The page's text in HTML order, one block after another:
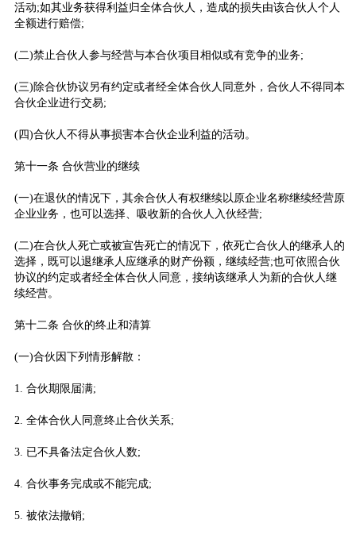
活动;如其业务获得利益归全体合伙人，造成的损失由该合伙人个人
全额进行赔偿;
(二)禁止合伙人参与经营与本合伙项目相似或有竞争的业务;
(三)除合伙协议另有约定或者经全体合伙人同意外，合伙人不得同本
合伙企业进行交易;
(四)合伙人不得从事损害本合伙企业利益的活动。
第十一条 合伙营业的继续
(一)在退伙的情况下，其余合伙人有权继续以原企业名称继续经营原
企业业务，也可以选择、吸收新的合伙人入伙经营;
(二)在合伙人死亡或被宣告死亡的情况下，依死亡合伙人的继承人的
选择，既可以退继承人应继承的财产份额，继续经营;也可依照合伙
协议的约定或者经全体合伙人同意，接纳该继承人为新的合伙人继
续经营。
第十二条 合伙的终止和清算
(一)合伙因下列情形解散：
1. 合伙期限届满;
2. 全体合伙人同意终止合伙关系;
3. 已不具备法定合伙人数;
4. 合伙事务完成或不能完成;
5. 被依法撤销;